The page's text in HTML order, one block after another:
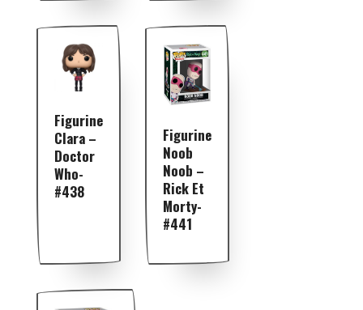
Figurine
Clara –
Doctor
Who-
#438
Figurine
Noob
Noob –
Rick Et
Morty-
#441